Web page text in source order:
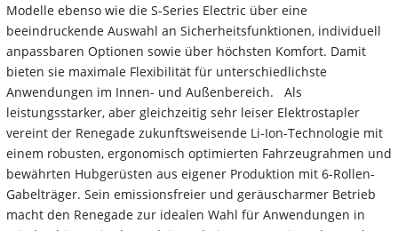
Modelle ebenso wie die S-Series Electric über eine
beeindruckende Auswahl an Sicherheitsfunktionen, individuell
anpassbaren Optionen sowie über höchsten Komfort. Damit
bieten sie maximale Flexibilität für unterschiedlichste
Anwendungen im Innen- und Außenbereich. Als
leistungsstarker, aber gleichzeitig sehr leiser Elektrostapler
vereint der Renegade zukunftsweisende Li-Ion-Technologie mit
einem robusten, ergonomisch optimierten Fahrzeugrahmen und
bewährten Hubgerüsten aus eigener Produktion mit 6-Rollen-
Gabelträger. Sein emissionsfreier und geräuscharmer Betrieb
macht den Renegade zur idealen Wahl für Anwendungen in